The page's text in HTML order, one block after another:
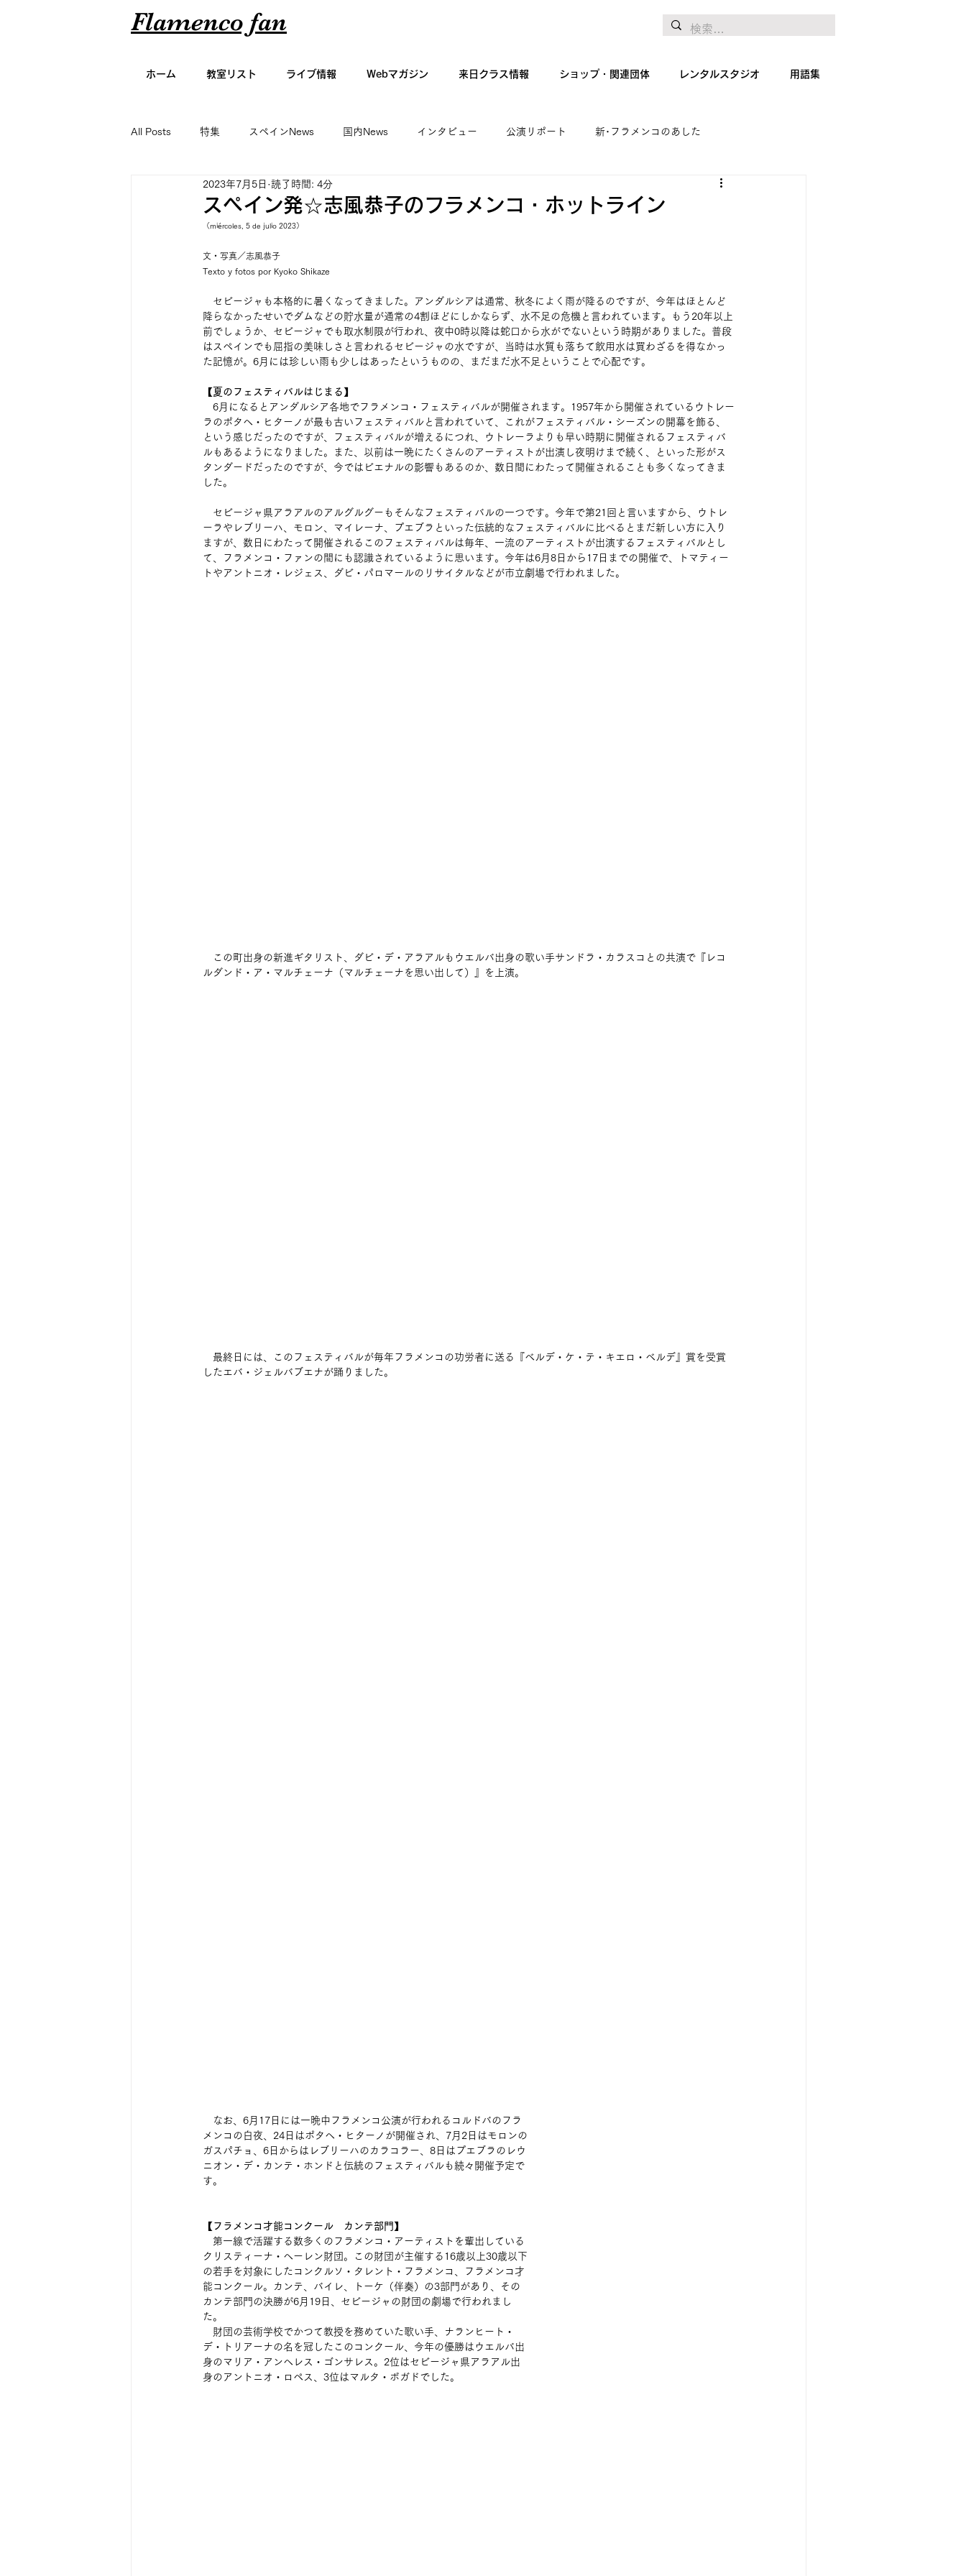
Flamenco fan
ホーム 教室リスト ライブ情報 Webマガジン 来日クラス情報 ショップ・関連団体 レンタルスタジオ 用語集
All Posts 特集 スペインNews 国内News インタビュー 公演リポート 新･フラメンコのあした
アーティスト名鑑 エッセイ 絵画
スペイン発☆志風恭子のフラメンコ・ホットライン
2023年7月5日 読了時間: 4分
（miércoles, 5 de julio 2023）
文・写真／志風恭子
Texto y fotos por Kyoko Shikaze
セビージャも本格的に暑くなってきました。アンダルシアは通常、秋冬によく雨が降るのですが、今年はほとんど
降らなかったせいでダムなどの貯水量が通常の4割ほどにしかならず、水不足の危機と言われています。もう20年以上
前でしょうか、セビージャでも取水制限が行われ、夜中0時以降は蛇口から水がでないという時期がありました。普段
はスペインでも屈指の美味しさと言われるセビージャの水ですが、当時は水質も落ちて飲用水は買わざるを得なかっ
た記憶が。6月には珍しい雨も少しはあったというものの、まだまだ水不足ということで心配です。
【夏のフェスティバルはじまる】
6月になるとアンダルシア各地でフラメンコ・フェスティバルが開催されます。1957年から開催されているウトレー
ラのポタヘ・ヒターノが最も古いフェスティバルと言われていて、これがフェスティバル・シーズンの開幕を飾る、
という感じだったのですが、フェスティバルが増えるにつれ、ウトレーラよりも早い時期に開催されるフェスティバ
ルもあるようになりました。また、以前は一晩にたくさんのアーティストが出演し夜明けまで続く、といった形がス
タンダードだったのですが、今ではビエナルの影響もあるのか、数日間にわたって開催されることも多くなってきま
した。
セビージャ県アラアルのアルグルグーもそんなフェスティバルの一つです。今年で第21回と言いますから、ウトレ
ーラやレブリーハ、モロン、マイレーナ、プエブラといった伝統的なフェスティバルに比べるとまだ新しい方に入り
ますが、数日にわたって開催されるこのフェスティバルは毎年、一流のアーティストが出演するフェスティバルとし
て、フラメンコ・ファンの間にも認識されているように思います。今年は6月8日から17日までの開催で、トマティー
トやアントニオ・レジェス、ダビ・パロマールのリサイタルなどが市立劇場で行われました。
この町出身の新進ギタリスト、ダビ・デ・アラアルもウエルバ出身の歌い手サンドラ・カラスコとの共演で『レコ
ルダンド・ア・マルチェーナ（マルチェーナを思い出して）』を上演。
最終日には、このフェスティバルが毎年フラメンコの功労者に送る『ベルデ・ケ・テ・キエロ・ベルデ』賞を受賞
したエバ・ジェルバブエナが踊りました。
なお、6月17日には一晩中フラメンコ公演が行われるコルドバのフラ
メンコの白夜、24日はポタヘ・ヒターノが開催され、7月2日はモロンの
ガスパチョ、6日からはレブリーハのカラコラー、8日はプエブラのレウ
ニオン・デ・カンテ・ホンドと伝統のフェスティバルも続々開催予定で
す。
【フラメンコ才能コンクール　カンテ部門】
第一線で活躍する数多くのフラメンコ・アーティストを輩出している
クリスティーナ・ヘーレン財団。この財団が主催する16歳以上30歳以下
の若手を対象にしたコンクルソ・タレント・フラメンコ、フラメンコ才
能コンクール。カンテ、バイレ、トーケ（伴奏）の3部門があり、その
カンテ部門の決勝が6月19日、セビージャの財団の劇場で行われまし
た。
財団の芸術学校でかつて教授を務めていた歌い手、ナランヒート・
デ・トリアーナの名を冠したこのコンクール、今年の優勝はウエルバ出
身のマリア・アンヘレス・ゴンサレス。2位はセビージャ県アラアル出
身のアントニオ・ロペス、3位はマルタ・ボガドでした。